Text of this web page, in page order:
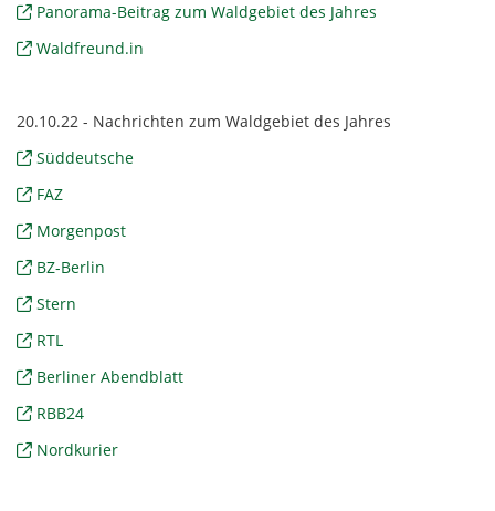
Panorama-Beitrag zum Waldgebiet des Jahres
Waldfreund.in
20.10.22 - Nachrichten zum Waldgebiet des Jahres
Süddeutsche
FAZ
Morgenpost
BZ-Berlin
Stern
RTL
Berliner Abendblatt
RBB24
Nordkurier